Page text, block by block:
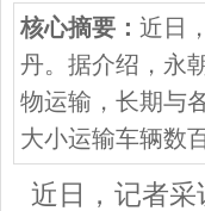
核心摘要： 近日
丹。据介绍，永
物运输，长期与
大小运输车辆数
近日，记者